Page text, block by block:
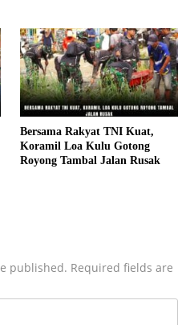
Bersama Rakyat TNI Kuat,
Koramil Loa Kulu Gotong
Royong Tambal Jalan Rusak
published. Required fields are